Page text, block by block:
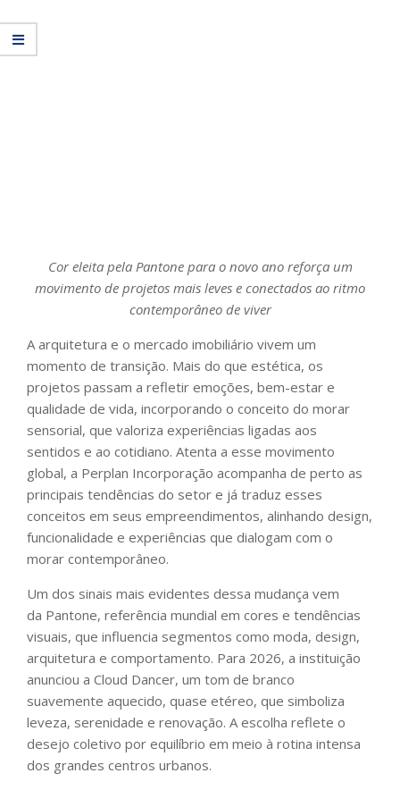
Cor eleita pela Pantone para o novo ano reforça um
movimento de projetos mais leves e conectados ao ritmo
contemporâneo de viver
A arquitetura e o mercado imobiliário vivem um
momento de transição. Mais do que estética, os
projetos passam a refletir emoções, bem-estar e
qualidade de vida, incorporando o conceito do morar
sensorial, que valoriza experiências ligadas aos
sentidos e ao cotidiano. Atenta a esse movimento
global, a Perplan Incorporação acompanha de perto as
principais tendências do setor e já traduz esses
conceitos em seus empreendimentos, alinhando design,
funcionalidade e experiências que dialogam com o
morar contemporâneo.
Um dos sinais mais evidentes dessa mudança vem
da Pantone, referência mundial em cores e tendências
visuais, que influencia segmentos como moda, design,
arquitetura e comportamento. Para 2026, a instituição
anunciou a Cloud Dancer, um tom de branco
suavemente aquecido, quase etéreo, que simboliza
leveza, serenidade e renovação. A escolha reflete o
desejo coletivo por equilíbrio em meio à rotina intensa
dos grandes centros urbanos.